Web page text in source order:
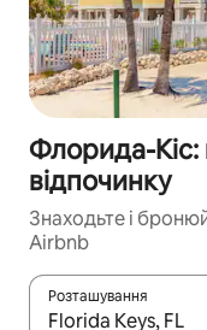
Флорида-Кіс:
відпочинку
Знаходьте і
Airbnb
Розташування
Отримавши